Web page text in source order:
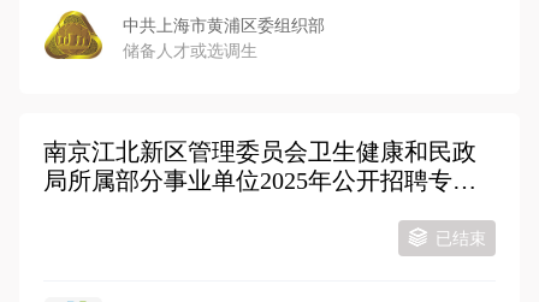
中共上海市黄浦区委组织部
储备人才或选调生
南京江北新区管理委员会卫生健康和民政
局所属部分事业单位2025年公开招聘专技
已结束